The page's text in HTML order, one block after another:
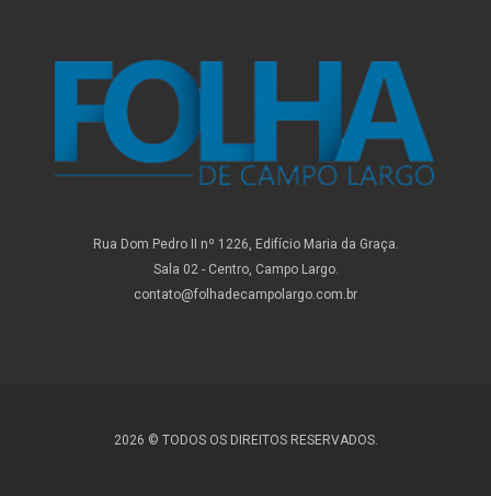
Rua Dom Pedro II nº 1226, Edifício Maria da Graça.
Sala 02 - Centro, Campo Largo.
contato@folhadecampolargo.com.br
2026 © TODOS OS DIREITOS RESERVADOS.